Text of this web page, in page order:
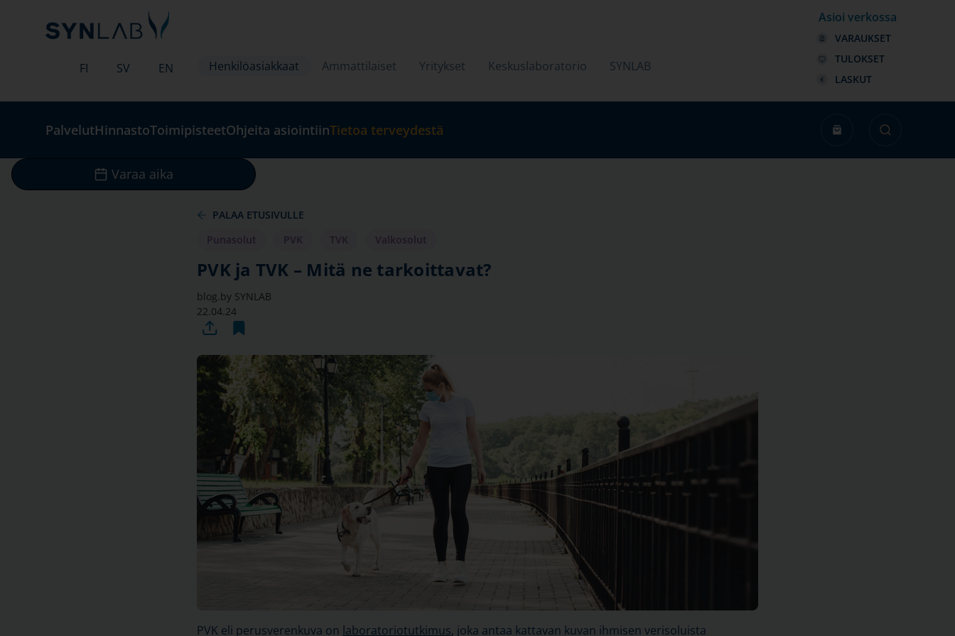
FI SV EN Henkilöasiakkaat Ammattilaiset Yritykset Keskuslaboratorio SYNLAB
Asioi verkossa
VARAUKSET
TULOKSET
LASKUT
PalvelutHinnastoToimipisteetOhjeita asiointiinTietoa terveydestä
Varaa aika
PALAA ETUSIVULLE
Punasolut
PVK TVK Valkosolut
PVK ja TVK – Mitä ne tarkoittavat?
blog.by SYNLAB
22.04.24
PVK eli perusverenkuva on laboratoriotutkimus, joka antaa kattavan kuvan ihmisen verisoluista